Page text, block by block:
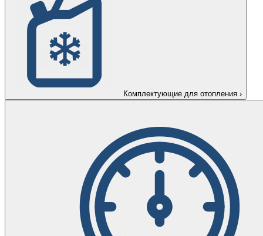
Комплектующие для отопления ›